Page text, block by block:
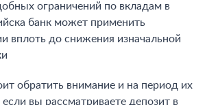
ограничений по вкладам в
банк может применить
вплоть до снижения изначальной
обратить внимание и на период их
вы рассматриваете депозит в